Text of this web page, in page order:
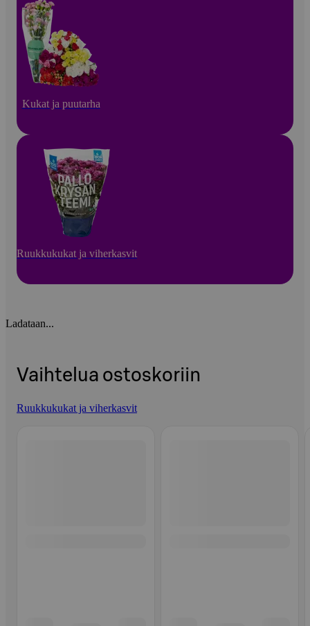
Kukat ja puutarha
Ruukkukukat ja viherkasvit
Ladataan...
Vaihtelua ostoskoriin
Ruukkukukat ja viherkasvit